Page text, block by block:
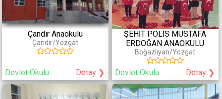
Çandır Anaokulu
Çandır/Yozgat
Devlet Okulu Detay ❯
ŞEHİT POLİS MUSTAFA
ERDOĞAN ANAOKULU
Boğazlıyan/Yozgat
Devlet Okulu Detay ❯